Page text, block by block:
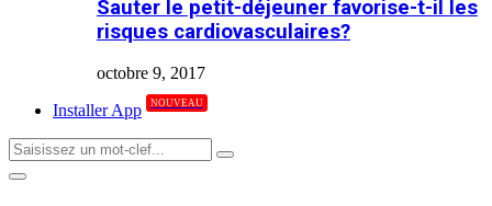
Sauter le petit-déjeuner favorise-t-il les
risques cardiovasculaires?
octobre 9, 2017
Installer App
NOUVEAU
Search
for:
Search
Primary